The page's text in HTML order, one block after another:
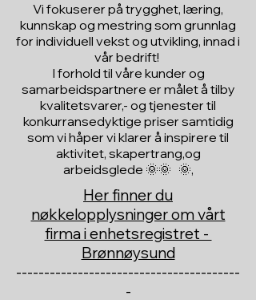
Vi fokuserer på trygghet, læring,
kunnskap og mestring som grunnlag
for individuell vekst og utvikling, innad i
vår bedrift!
I forhold til våre kunder og
samarbeidspartnere er målet å tilby
kvalitetsvarer,- og tjenester til
konkurransedyktige priser samtidig
som vi håper vi klarer å inspirere til
aktivitet, skapertrang,og
arbeidsglede 🌞🌞 🌞,
Her finner du
nøkkelopplysninger om vårt
firma i enhetsregistret -
Brønnøysund
----------------------------------------
-